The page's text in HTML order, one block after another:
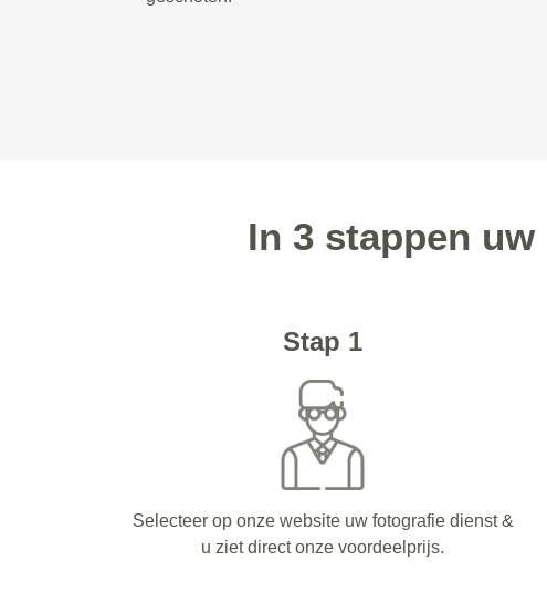
In 3 stappen
Stap 1
Selecteer op onze website uw fotografie dienst &
u ziet direct onze voordeelprijs.